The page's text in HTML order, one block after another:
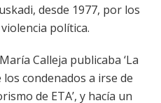
desde 1977, por los
política.
Calleja publicaba ‘La
condenados a irse de
de ETA’, y hacía un